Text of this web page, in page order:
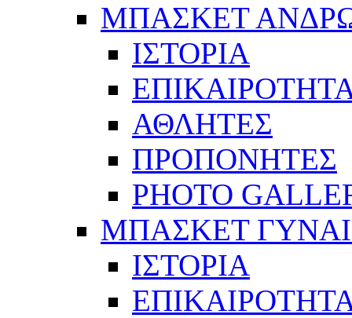
ΜΠΑΣΚΕΤ
ΙΣΤΟΡΙΑ
ΑΘΛΗΤΕΣ
ΠΡΟΠΟΝΗΤΕΣ
PHOTO
ΜΠΑΣΚΕΤ
ΙΣΤΟΡΙΑ